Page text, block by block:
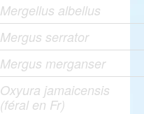
Mergellus albellus
Mergus serrator
Mergus merganser
Oxyura jamaicensis
(féral en Fr)